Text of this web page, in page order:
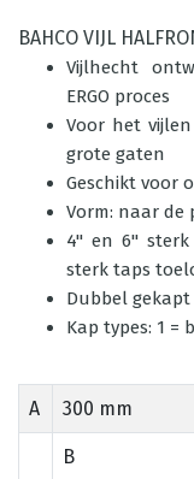
BAHCO VIJL
Vijlhecht
ERGO proces
Voor het
grote gaten
Geschikt voor
Vorm: naar
4" en 6"
sterk taps
Dubbel gekapt
Kap types: 1 =
A 300 mm
B